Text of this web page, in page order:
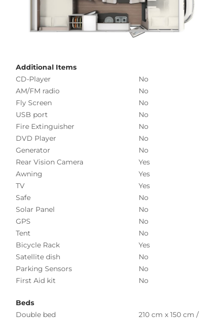
Additional Items
CD-Player
No
AM/FM radio
No
Fly Screen
No
USB port
No
Fire Extinguisher
No
DVD Player
No
Generator
No
Rear Vision Camera
Yes
Awning
Yes
TV
Yes
Safe
No
Solar Panel
No
GPS
No
Tent
No
Bicycle Rack
Yes
Satellite dish
No
Parking Sensors
No
First Aid kit
No
Beds
Double bed
210 cm x 150 cm /